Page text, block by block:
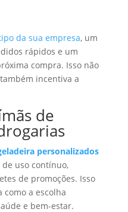
da sua empresa, um
rápidos e um
compra. Isso não
incentiva a
de
personalizados
uso contínuo,
de promoções. Isso
a escolha
e bem-estar.